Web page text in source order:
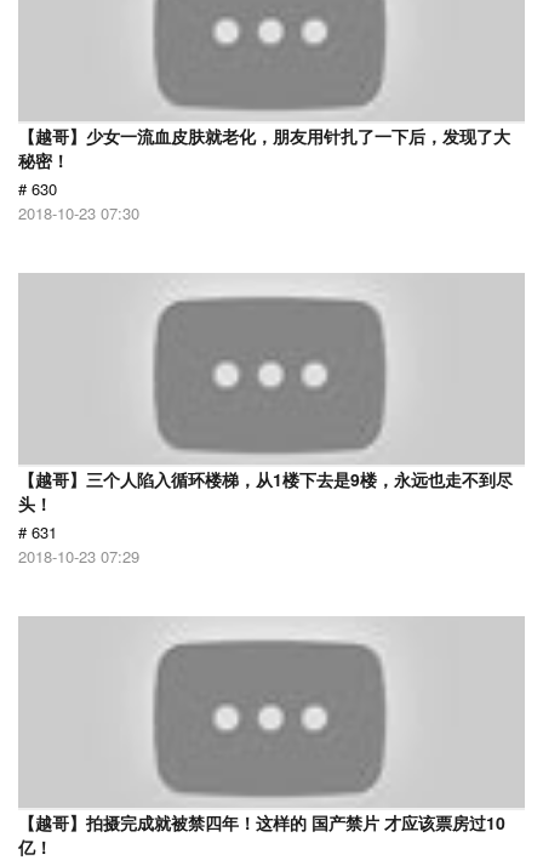
【越哥】少女一流血皮肤就老化，朋友用针扎了一下后，发现了大
秘密！
# 630
2018-10-23 07:30
【越哥】三个人陷入循环楼梯，从1楼下去是9楼，永远也走不到尽
头！
# 631
2018-10-23 07:29
【越哥】拍摄完成就被禁四年！这样的 国产禁片 才应该票房过10
亿！